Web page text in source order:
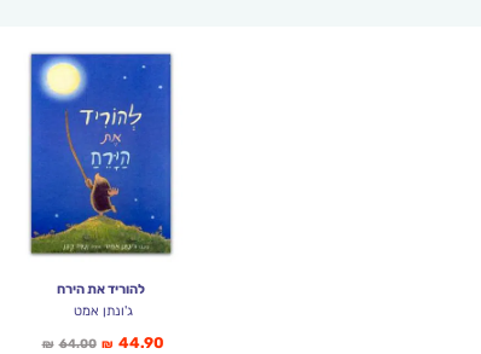
להוריד את הירח
ג'ונתן אמט
₪ 64.00המחיר
₪ 44.90המחיר